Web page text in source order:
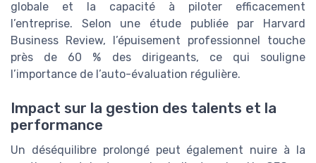
globale et la capacité à piloter efficacement
l’entreprise. Selon une étude publiée par Harvard
Business Review, l’épuisement professionnel touche
près de 60 % des dirigeants, ce qui souligne
l’importance de l’auto-évaluation régulière.
Impact sur la gestion des talents et la
performance
Un déséquilibre prolongé peut également nuire à la